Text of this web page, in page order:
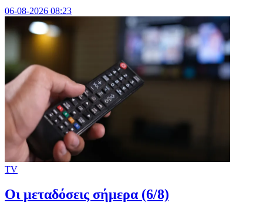
06-08-2026 08:23
TV
Οι μεταδόσεις σήμερα (6/8)